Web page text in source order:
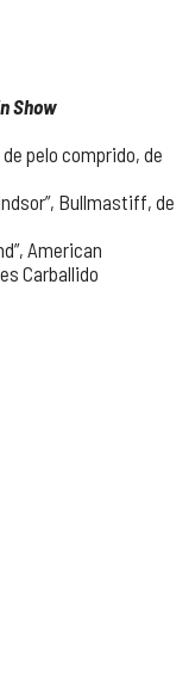
Show
de pelo comprido, de
Bullmastiff, de
American
Carballido